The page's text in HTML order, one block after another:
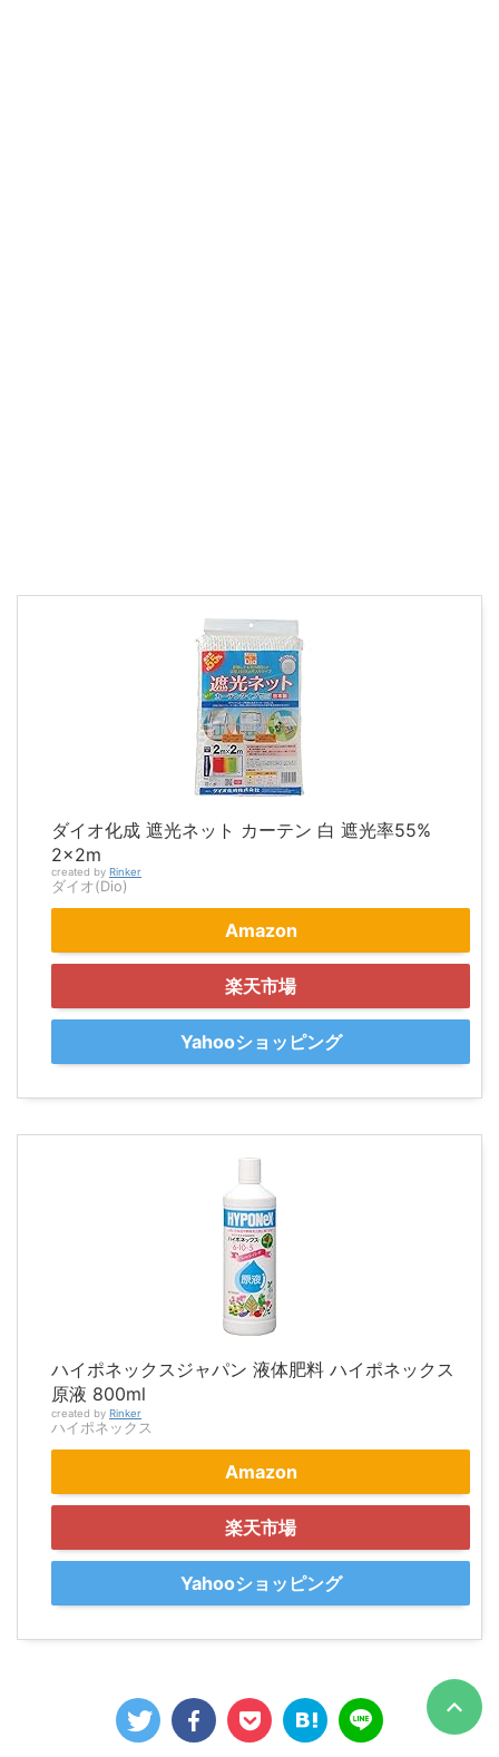
ダイオ化成 遮光ネット カーテン 白 遮光率55%
2×2m
created by Rinker
ダイオ(Dio)
Amazon
楽天市場
Yahooショッピング
ハイポネックスジャパン 液体肥料 ハイポネックス
原液 800ml
created by Rinker
ハイポネックス
Amazon
楽天市場
Yahooショッピング